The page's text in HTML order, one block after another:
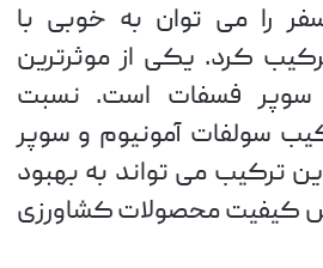
را می توان به خوبی با
کرد. یکی از موثرترین
سوپر فسفات است. نسبت
سولفات آمونیوم و سوپر
است. این ترکیب می تواند به بهبود
کیفیت محصولات کشاورزی